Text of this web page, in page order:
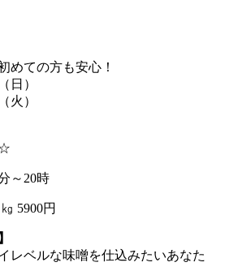
めての方も安心！
日）
火）
～20時
5900円
レベルな味噌を仕込みたいあなた